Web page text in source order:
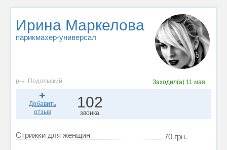
Ирина Маркелова
парикмахер-универсал
р-н. Подольский Заходил(а) 11 мая
Добавить
отзыв
102
звонка
Стрижки для женщин 70 грн.